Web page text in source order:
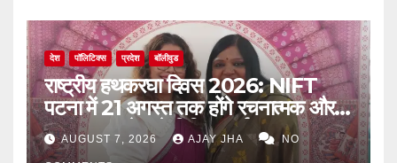
देश पॉलिटिक्स प्रदेश बॉलीवुड
राष्ट्रीय हथकरघा दिवस 2026: NIFT
पटना में 21 अगस्त तक होंगे रचनात्मक और
जागरूकता से जुड़े विविध कार्यक्रम
AUGUST 7, 2026 AJAY JHA NO